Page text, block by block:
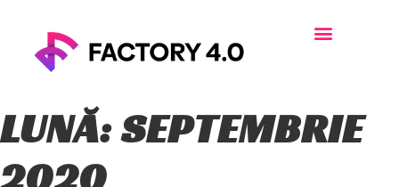
LUNĂ:SEPTEMBRIE